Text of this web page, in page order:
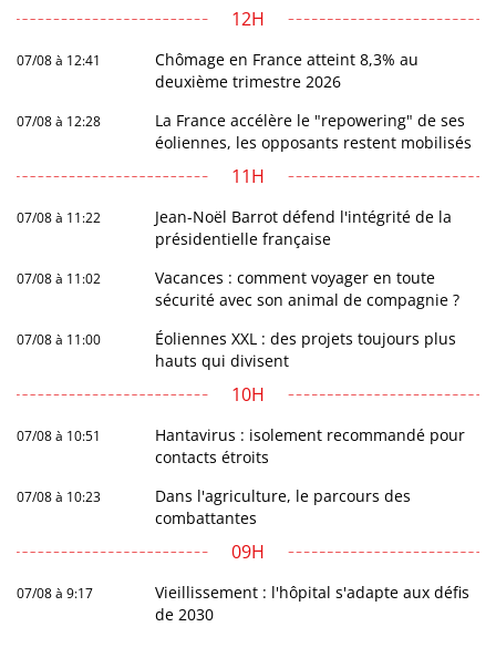
12H
07/08 à 12:41
Chômage en France atteint 8,3% au
deuxième trimestre 2026
07/08 à 12:28
La France accélère le "repowering" de ses
éoliennes, les opposants restent mobilisés
11H
07/08 à 11:22
Jean-Noël Barrot défend l'intégrité de la
présidentielle française
07/08 à 11:02
Vacances : comment voyager en toute
sécurité avec son animal de compagnie ?
07/08 à 11:00
Éoliennes XXL : des projets toujours plus
hauts qui divisent
10H
07/08 à 10:51
Hantavirus : isolement recommandé pour
contacts étroits
07/08 à 10:23
Dans l'agriculture, le parcours des
combattantes
09H
07/08 à 9:17
Vieillissement : l'hôpital s'adapte aux défis
de 2030